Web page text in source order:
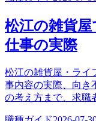
松江の雑貨
仕事の実際
松江の雑貨屋・ライ
事内容の実際、向き
の考え方まで、求職